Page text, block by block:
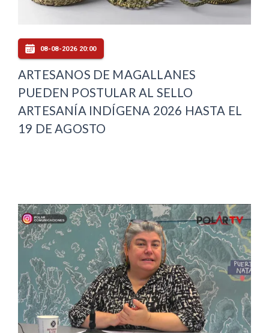
08-08-2026 20:00
ARTESANOS DE MAGALLANES
PUEDEN POSTULAR AL SELLO
ARTESANÍA INDÍGENA 2026 HASTA EL
19 DE AGOSTO